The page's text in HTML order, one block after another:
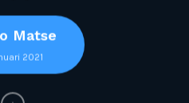
Matse
2021